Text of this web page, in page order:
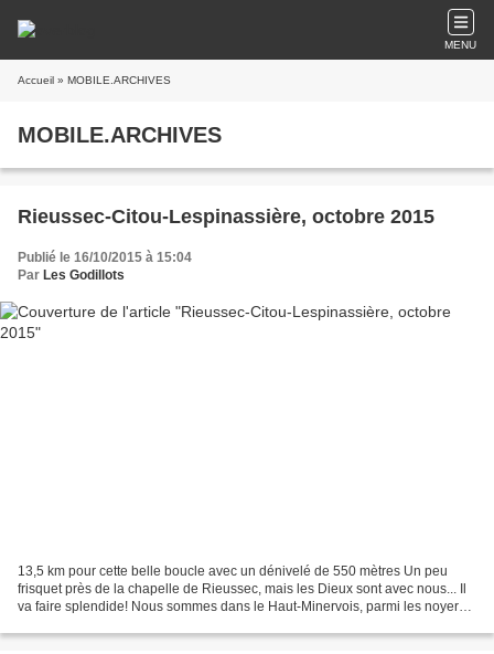
MENU
Accueil » MOBILE.ARCHIVES
MOBILE.ARCHIVES
Rieussec-Citou-Lespinassière, octobre 2015
Publié le 16/10/2015 à 15:04
Par Les Godillots
13,5 km pour cette belle boucle avec un dénivelé de 550 mètres Un peu
frisquet près de la chapelle de Rieussec, mais les Dieux sont avec nous... Il
va faire splendide! Nous sommes dans le Haut-Minervois, parmi les noyers ,